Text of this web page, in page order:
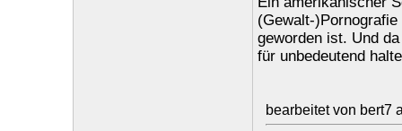
(Gewalt-
geworden ist. Und
für unbedeutend
bearbeitet von bert7